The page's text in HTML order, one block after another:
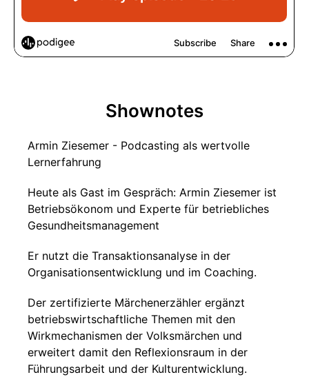
Shownotes
Armin Ziesemer - Podcasting als wertvolle
Lernerfahrung
Heute als Gast im Gespräch: Armin Ziesemer ist
Betriebsökonom und Experte für betriebliches
Gesundheitsmanagement
Er nutzt die Transaktionsanalyse in der
Organisationsentwicklung und im Coaching.
Der zertifizierte Märchenerzähler ergänzt
betriebswirtschaftliche Themen mit den
Wirkmechanismen der Volksmärchen und
erweitert damit den Reflexionsraum in der
Führungsarbeit und der Kulturentwicklung.